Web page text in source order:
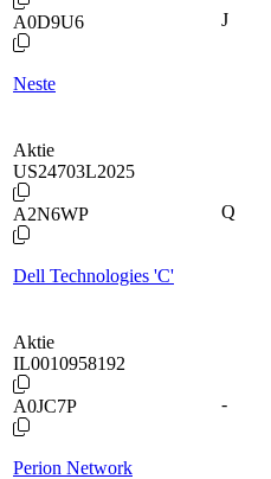
A0D9U6
Neste
J
Aktie
US24703L2025
A2N6WP
Dell Technologies 'C'
Q
Aktie
IL0010958192
A0JC7P
Perion Network
-